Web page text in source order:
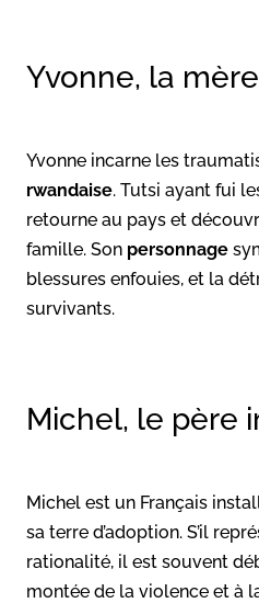
Yvonne, la
Yvonne incarne les
rwandaise. Tutsi ayant fui
retourne au pays et
famille. Son personnage
blessures enfouies, et la
survivants.
Michel, le père
Michel est un Français
sa terre d’adoption. S’il
rationalité, il est souvent
montée de la violence et à